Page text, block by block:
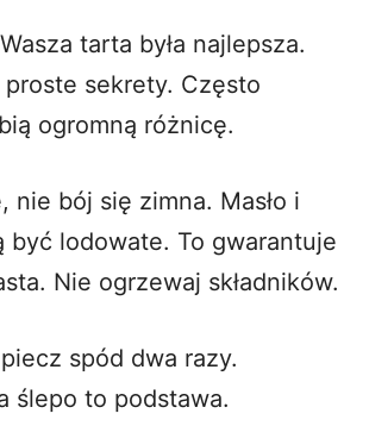
tarta była najlepsza.
sekrety. Często
ogromną różnicę.
nie bój się zimna. Masło i
być lodowate. To gwarantuje
Nie ogrzewaj składników.
spód dwa razy.
ślepo to podstawa.